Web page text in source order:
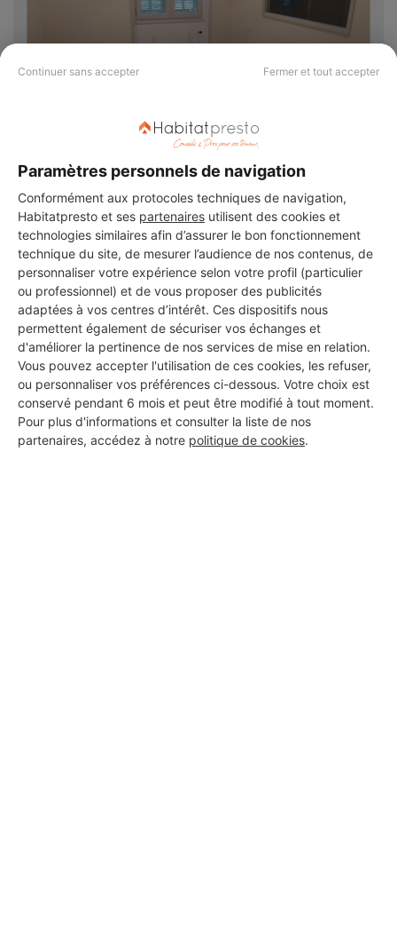
Continuer sans accepter Fermer et tout accepter
Paramètres personnels de navigation
Conformément aux protocoles techniques de navigation,
Habitatpresto et ses partenaires utilisent des cookies et
technologies similaires afin d’assurer le bon fonctionnement
technique du site, de mesurer l’audience de nos contenus, de
personnaliser votre expérience selon votre profil (particulier
ou professionnel) et de vous proposer des publicités
adaptées à vos centres d’intérêt. Ces dispositifs nous
permettent également de sécuriser vos échanges et
d'améliorer la pertinence de nos services de mise en relation.
Vous pouvez accepter l'utilisation de ces cookies, les refuser,
ou personnaliser vos préférences ci-dessous. Votre choix est
conservé pendant 6 mois et peut être modifié à tout moment.
Pour plus d'informations et consulter la liste de nos
partenaires, accédez à notre politique de cookies.
Rénovation Villa. 10/12/2020
Rénovation Villa. 10/12/2020